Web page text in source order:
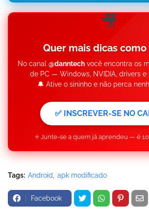
🎥
Quer mais dicas como
No canal @danntechvocê encontra os
de PC — Windows, NVIDIA, drivers e
🔔 Ative o sininho e não perca
✅ INSCREVER-SE NO
⭐ Junte-se a quem já aprendeu — é
Tags: Android apk modificado
Facebook